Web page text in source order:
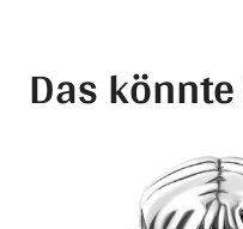
Das